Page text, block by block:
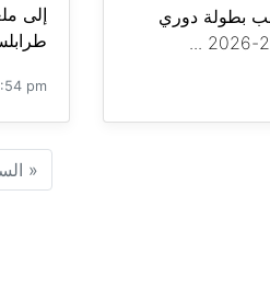
بطولة دوري
إلى
pm
«